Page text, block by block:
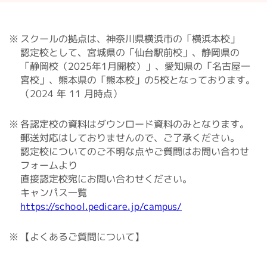
スクールの拠点は、神奈川県横浜市の「横浜本校」
認定校として、宮城県の「仙台駅前校」、静岡県の
「静岡校（2025年1月開校）」、愛知県の「名古屋一
宮校」、熊本県の「熊本校」の5校となっております。
（2024 年 11 月時点）
各認定校の資料はダウンロード資料のみとなります。
郵送対応はしておりませんので、ご了承ください。
認定校についてのご不明な点やご質問はお問い合わせ
フォームより
直接認定校宛にお問い合わせください。
キャンパス一覧
https://school.pedicare.jp/campus/
【よくあるご質問について】